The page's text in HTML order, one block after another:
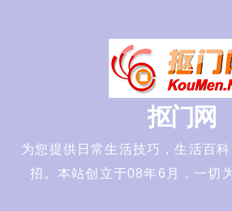
抠门网
为您提供日常生活技巧，生活百
招。本站创立于08年6月，一切